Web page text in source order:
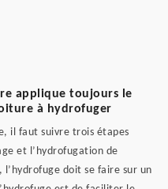
applique toujours le
à hydrofuger
il faut suivre trois étapes
et l’hydrofugation de
doit se faire sur un